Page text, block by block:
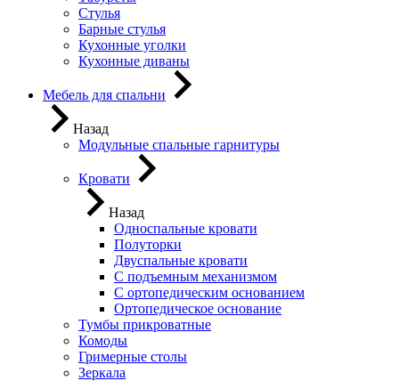
Стулья
Барные стулья
Кухонные уголки
Кухонные диваны
Мебель для спальни
Назад
Модульные спальные гарнитуры
Кровати
Назад
Односпальные кровати
Полуторки
Двуспальные кровати
С подъемным механизмом
С ортопедическим основанием
Ортопедическое основание
Тумбы прикроватные
Комоды
Гримерные столы
Зеркала